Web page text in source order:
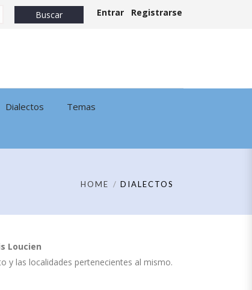
Entrar Registrarse
Dialectos Temas
HOME DIALECTOS
Loucien
y las localidades pertenecientes al mismo.